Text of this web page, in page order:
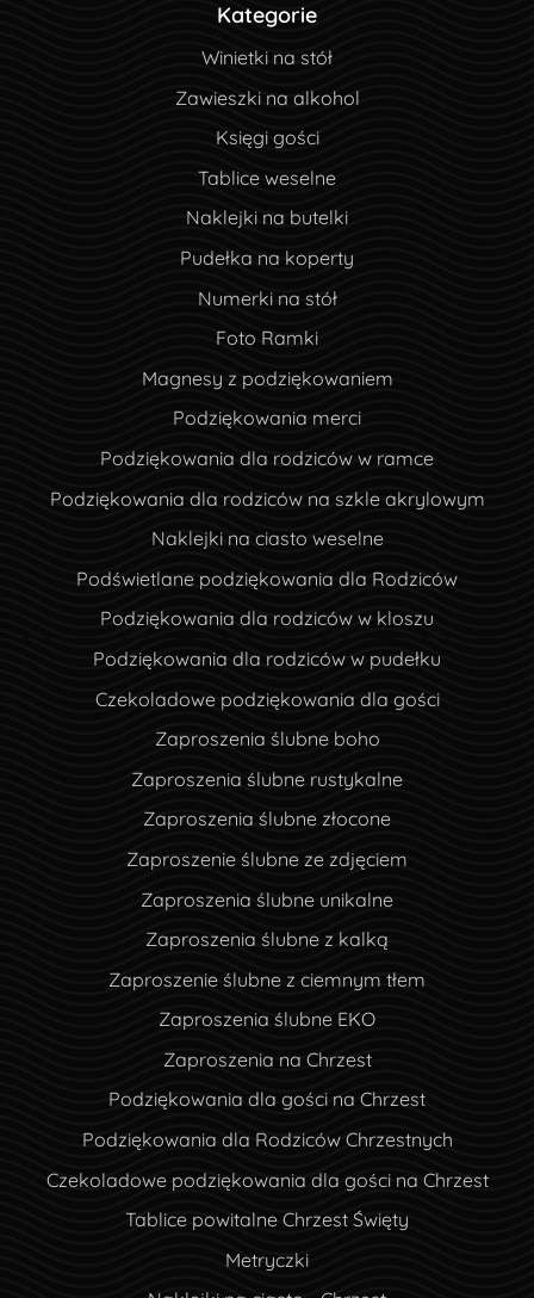
Kategorie
Winietki na stół
Zawieszki na alkohol
Księgi gości
Tablice weselne
Naklejki na butelki
Pudełka na koperty
Numerki na stół
Foto Ramki
Magnesy z podziękowaniem
Podziękowania merci
Podziękowania dla rodziców w ramce
Podziękowania dla rodziców na szkle akrylowym
Naklejki na ciasto weselne
Podświetlane podziękowania dla Rodziców
Podziękowania dla rodziców w kloszu
Podziękowania dla rodziców w pudełku
Czekoladowe podziękowania dla gości
Zaproszenia ślubne boho
Zaproszenia ślubne rustykalne
Zaproszenia ślubne złocone
Zaproszenie ślubne ze zdjęciem
Zaproszenia ślubne unikalne
Zaproszenia ślubne z kalką
Zaproszenie ślubne z ciemnym tłem
Zaproszenia ślubne EKO
Zaproszenia na Chrzest
Podziękowania dla gości na Chrzest
Podziękowania dla Rodziców Chrzestnych
Czekoladowe podziękowania dla gości na Chrzest
Tablice powitalne Chrzest Święty
Metryczki